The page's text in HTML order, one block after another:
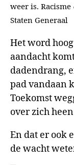
weer is.
Staten Generaal
Het word
aandacht
dadendrang,
pad vandaan
Toekomst
over zich
En dat er ook
de wacht